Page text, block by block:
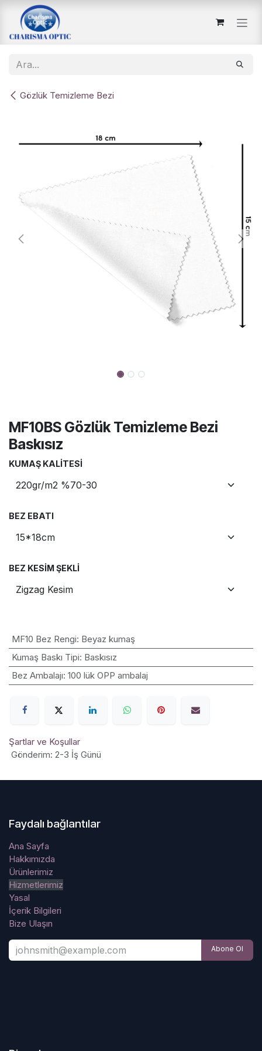
İçereği Atla
Gözlük Temizleme Bezi
MF10BS Gözlük Temizleme Bezi
Baskısız
KUMAŞ KALITESI
BEZ EBATI
BEZ KESIM ŞEKLI
MF10 Bez Rengi: Beyaz kumaş
Kumaş Baskı Tipi: Baskısız
Bez Ambalajı: 100 lük OPP ambalaj
Şartlar ve Koşullar
Gönderim: 2-3 İş Günü
Faydalı bağlantılar
Ana Sayfa
Hakkımızda
Ürünlerimiz
Hizmetlerimiz
Yasal
İçerik Bilgileri
Bize Ulaşın
Abone Ol